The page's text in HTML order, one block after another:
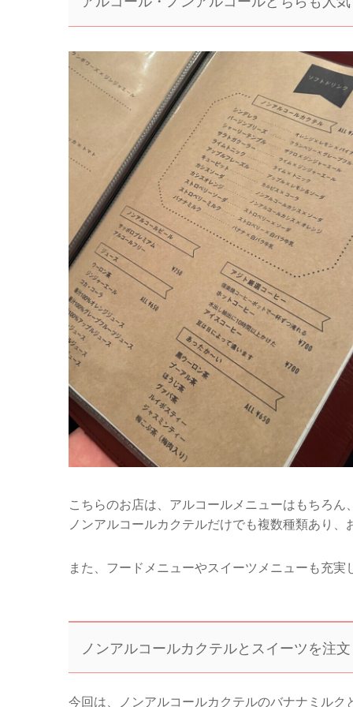
こちらのお店は、アルコールメニューはもちろ
ノンアルコールカクテルだけでも複数種類あり
また、フードメニューやスイーツメニューも充
ノンアルコールカクテルとスイーツを注
今回は、ノンアルコールカクテルのバナナミル